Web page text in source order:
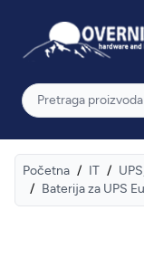
Overnight
Pretraga
Početna / IT /
/ Baterija za UPS